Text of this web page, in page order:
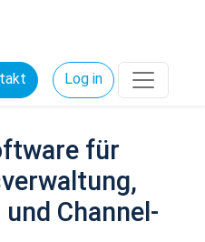
Log in
für
Channel-